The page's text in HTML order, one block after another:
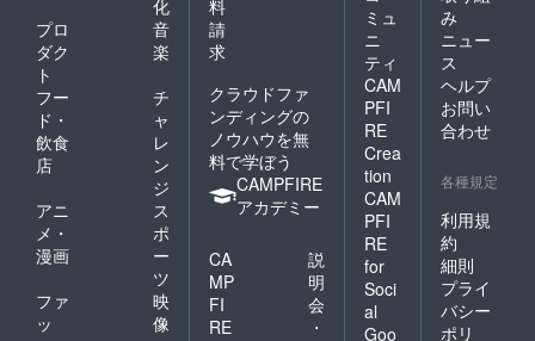
化
プロ
ダク
ト
音
楽
フー
ド・
飲食
店
チ
ャ
レ
ン
ジ
アニ
メ・
漫画
ス
ポ
ー
ツ
ファ
ッ
映
像
料
請
求
クラウドファ
ンディングの
ノウハウを無
料で学ぼう
CAMPFIRE
アカデミー
CA
MP
FI
RE
説
明
会
・
ミュ
ニ
ティ
CAM
PFI
RE
Crea
tion
CAM
PFI
RE
for
Soci
al
Goo
み
ニュー
ス
ヘルプ
お問い
合わせ
各種規定
利用規
約
細則
プライ
バシー
ポリ